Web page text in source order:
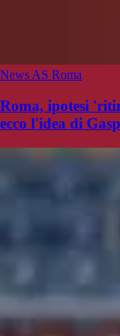
News AS Roma
Roma, ipotesi
ecco l'idea di